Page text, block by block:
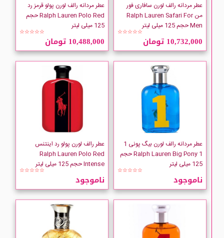
Ralph-Lauren
عطر مردانه رالف لورن سافاری فور
من Ralph Lauren Safari For
Men حجم 125 میلی لیتر
☆☆☆☆☆
10,732,000 تومان
عطر مردانه رالف لورن پولو قرمز رد
Ralph Lauren Polo Red حجم
125 میلی لیتر
☆☆☆☆☆
10,488,000 تومان
عطر مردانه رالف لورن بیگ پونی 1
Ralph Lauren Big Pony 1 حجم
125 میلی لیتر
☆☆☆☆☆
ناموجود
عطر رالف لورن پولو رد اینتنس
Ralph Lauren Polo Red
Intense حجم 125 میلی لیتر
☆☆☆☆☆
ناموجود